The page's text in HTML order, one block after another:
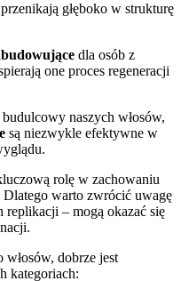
głęboko w strukturę
dla osób z
one proces regeneracji
naszych włosów,
są niezwykle efektywne w
rolę w zachowaniu
Dlatego warto zwrócić uwagę
replikacji – mogą okazać się
dobrze jest
kategoriach: